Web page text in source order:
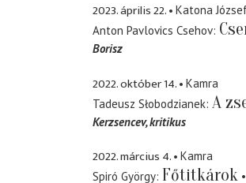
2023. április 22.
Katona
Anton Pavlovics Csehov
Borisz
2022. október 14.
Kamra
Tadeusz Słobodzianek A
Kerzsencev kritikus
2022. március 4.
Kamra
Spiró György Főtitkárok